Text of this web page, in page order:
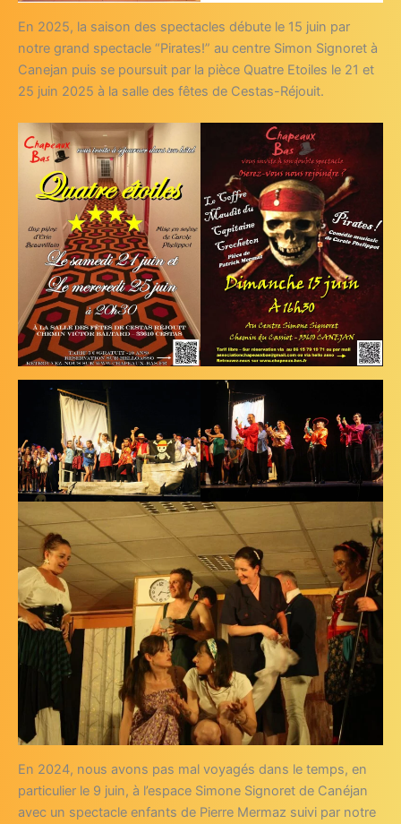
En 2025, la saison des spectacles débute le 15 juin par
notre grand spectacle “Pirates!” au centre Simon Signoret à
Canejan puis se poursuit par la pièce Quatre Etoiles le 21 et
25 juin 2025 à la salle des fêtes de Cestas-Réjouit.
En 2024, nous avons pas mal voyagés dans le temps, en
particulier le 9 juin, à l’espace Simone Signoret de Canéjan
avec un spectacle enfants de Pierre Mermaz suivi par notre